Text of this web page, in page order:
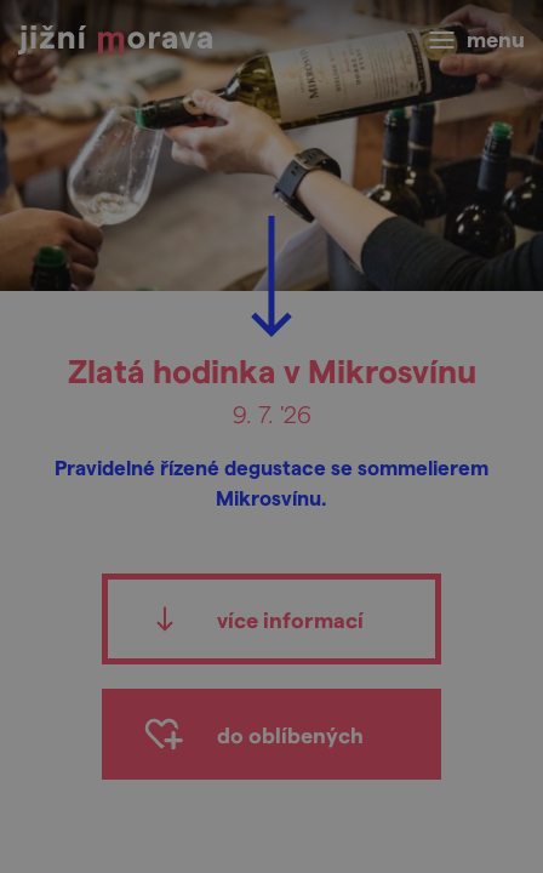
menu
Zlatá hodinka v Mikrosvínu
9. 7. '26
Pravidelné řízené degustace se sommelierem
Mikrosvínu.
více informací
do oblíbených